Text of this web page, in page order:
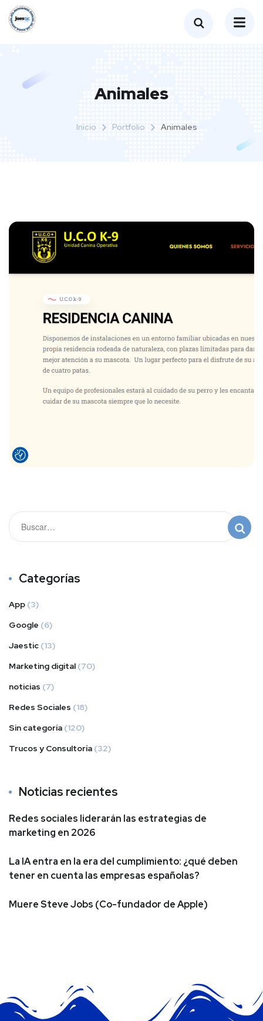
Animales
Inicio Portfolio Animales
Categorías
App (3)
Google (6)
Jaestic (13)
Marketing digital (70)
noticias (7)
Redes Sociales (18)
Sin categoría (120)
Trucos y Consultoría (32)
Noticias recientes
Redes sociales liderarán las estrategias de
marketing en 2026
La IA entra en la era del cumplimiento: ¿qué deben
tener en cuenta las empresas españolas?
Muere Steve Jobs (Co-fundador de Apple)